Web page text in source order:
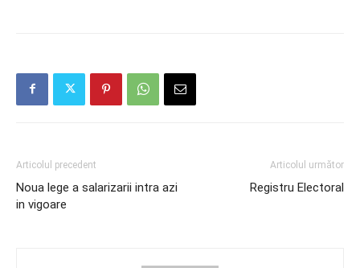
Articolul precedent
Noua lege a salarizarii intra azi
in vigoare
Articolul următor
Registru Electoral